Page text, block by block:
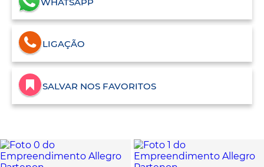
LIGAÇÃO
SALVAR NOS FAVORITOS